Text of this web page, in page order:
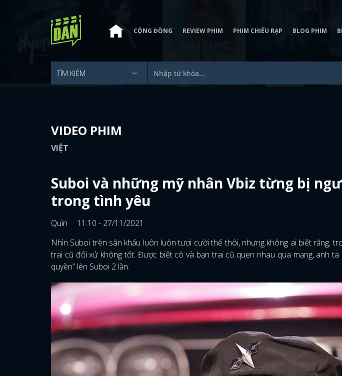
CỘNG ĐỒNG REVIEW PHIM PHIM CHIẾU RẠP BLOG PHIM
VIDEO PHIM
VIỆT
Suboi và những mỹ nhân Vbiz từng bị
trong tình yêu
Quìn
11:10 - 27/11/2021
Nhìn Suboi trên sân khấu luôn luôn tươi cười thế thôi, nhưng không ai biết rằng,
trai cũ đối xử không tốt. Được biết cô và bạn trai cũ quen nhau qua mạng, anh
quyền” lên Suboi 2 lần.